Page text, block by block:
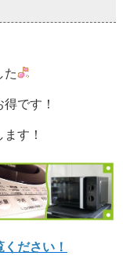
た
です！
す！
ださい！